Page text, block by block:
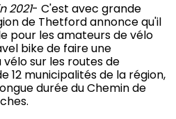
2021- C'est avec grande
de Thetford annonce qu'il
pour les amateurs de vélo
bike de faire une
sur les routes de
12 municipalités de la région,
durée du Chemin de